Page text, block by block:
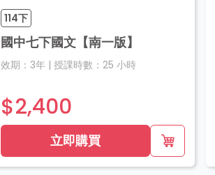
114下
國中七下國文【南一版】
效期： 3年 | 授課時數： 25 小時
$2,400
立即購買